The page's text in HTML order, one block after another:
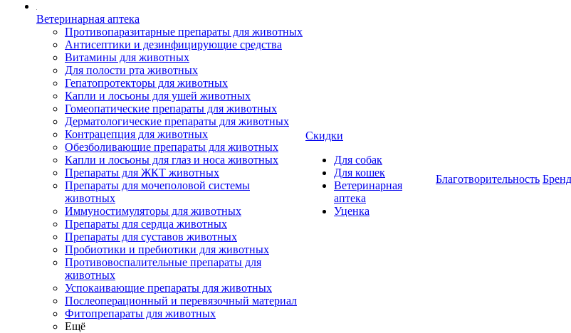
Ветеринарная аптека
Противопаразитарные препараты для животных
Антисептики и дезинфицирующие средства
Витамины для животных
Для полости рта животных
Гепатопротекторы для животных
Капли и лосьоны для ушей животных
Гомеопатические препараты для животных
Дерматологические препараты для животных
Контрацепция для животных
Обезболивающие препараты для животных
Капли и лосьоны для глаз и носа животных
Препараты для ЖКТ животных
Препараты для мочеполовой системы
животных
Иммуностимуляторы для животных
Препараты для сердца животных
Препараты для суставов животных
Пробиотики и пребиотики для животных
Противовоспалительные препараты для
животных
Успокаивающие препараты для животных
Послеоперационный и перевязочный материал
Фитопрепараты для животных
Ещё
Скидки
Для собак
Для кошек
Ветеринарная
аптека
Уценка
Благотворительность